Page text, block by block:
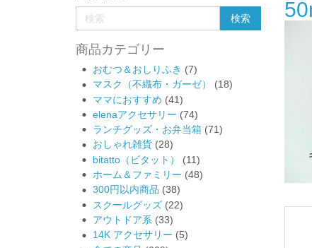
商品カテゴリー
おむつ＆おしりふき (7)
マスク（不織布・ガーゼ）
(18)
ママにおすすめ (41)
elenaアクセサリー (74)
ランチグッズ・お弁当箱 (71)
おしゃれ雑貨 (28)
bitatto（ビタット）
(11)
ホーム＆ファミリー (48)
300円以内商品 (38)
スクールグッズ (22)
アウトドア系 (33)
14K アクセサリー (5)